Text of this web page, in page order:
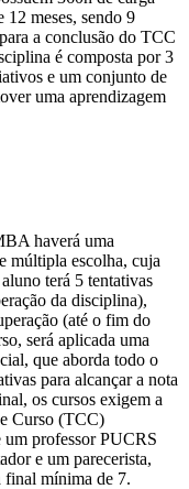
meses, sendo 9
a conclusão do TCC
é composta por 3
e um conjunto de
uma aprendizagem
haverá uma
múltipla escolha, cuja
terá 5 tentativas
da disciplina),
(até o fim do
será aplicada uma
que aborda todo o
para alcançar a nota
os cursos exigem a
Curso (TCC)
professor PUCRS
e um parecerista,
final mínima de 7.